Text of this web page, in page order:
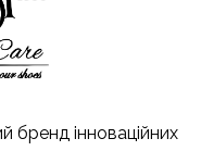
бренд інноваційних